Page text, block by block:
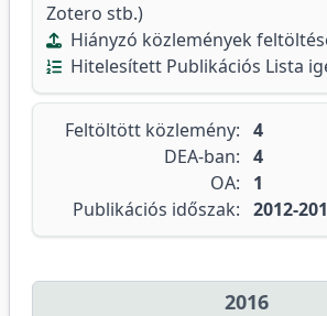
Zotero stb.)
Hiányzó közlemények
Hitelesített Publikációs Lista
Feltöltött közlemény: 4
DEA-ban: 4
OA:
1
Publikációs időszak: 2012-
2016